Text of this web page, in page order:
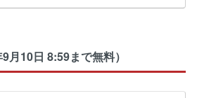
10日 8:59まで無料）